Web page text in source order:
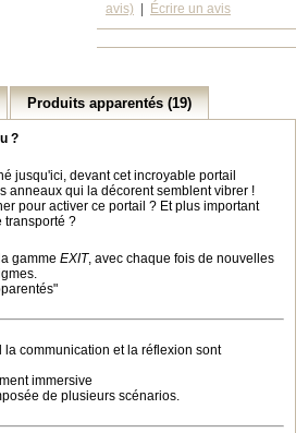
avis)
Écrire un avis
Produits apparentés (19)
?
jusqu'ici, devant cet incroyable portail
anneaux qui la décorent semblent vibrer !
pour activer ce portail ? Et plus important
transporté ?
gamme EXIT, avec chaque fois de nouvelles
communication et la réflexion sont
immersive
de plusieurs scénarios.